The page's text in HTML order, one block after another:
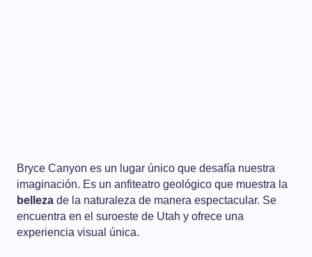
Bryce Canyon es un lugar único que desafía nuestra
imaginación. Es un anfiteatro geológico que muestra la
belleza de la naturaleza de manera espectacular. Se
encuentra en el suroeste de Utah y ofrece una
experiencia visual única.